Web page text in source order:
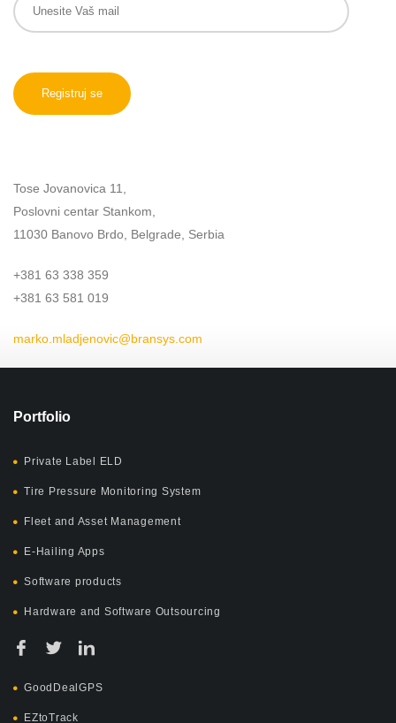
Tose Jovanovica 11,
Poslovni centar Stankom,
11030 Banovo Brdo, Belgrade, Serbia
+381 63 338 359
+381 63 581 019
marko.mladjenovic@bransys.com
Portfolio
Private Label ELD
Tire Pressure Monitoring System
Fleet and Asset Management
E-Hailing Apps
Software products
Hardware and Software Outsourcing
GoodDealGPS
EZtoTrack